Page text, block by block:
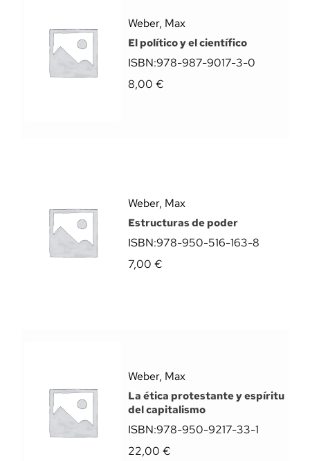
Weber, Max
El político y el científico
ISBN:978-987-9017-3-0
8,00 €
Weber, Max
Estructuras de poder
ISBN:978-950-516-163-8
7,00 €
Weber, Max
La ética protestante y espíritu
del capitalismo
ISBN:978-950-9217-33-1
22,00 €